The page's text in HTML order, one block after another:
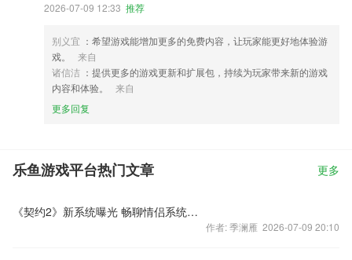
2026-07-09 12:33 推荐
别义宜 ：希望游戏能增加更多的免费内容，让玩家能更好地体验游
戏。
来自
诸信洁 ：提供更多的游戏更新和扩展包，持续为玩家带来新的游戏
内容和体验。
来自
更多回复
乐鱼游戏平台热门文章 更多
《契约2》新系统曝光 畅聊情侣系统送魅力
作者: 季澜雁 2026-07-09 20:10